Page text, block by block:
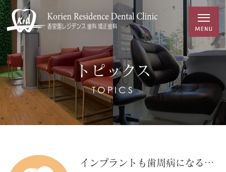
トピックス
TOPICS
インプラントも歯周病になる！～インプラント周囲炎について～